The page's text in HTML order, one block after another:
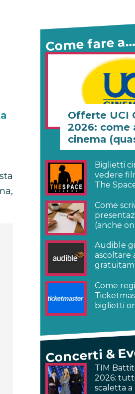
Come fare a…
Offerte UCI
2026: come
cinema
Biglietti
vedere
The
Come
(anche
Audible
ascoltare
Come
biglietti
Concerti &
TIM
2026:
scaletta a